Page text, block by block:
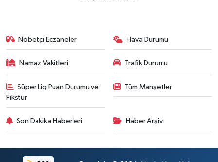
Nöbetçi Eczaneler Hava Durumu
Namaz Vakitleri Trafik Durumu
Süper Lig Puan Durumu ve
Fikstür
Tüm Manşetler
Son Dakika Haberleri Haber Arşivi